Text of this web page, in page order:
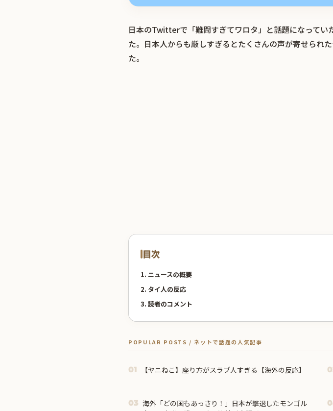
日本のTwitterで「難問すぎてワロタ」と話題になってい
た。日本人からも厳しすぎるとたくさんの声が寄せられ
た。
目次
1. ニュースの概要
2. タイ人の反応
3. 読者のコメント
POPULAR POSTS / ネットで話題の人気記事
01 【ヤニねこ】座り方がスラブ人すぎる【海外の反応】
03 海外「どの国もあっさり！」日本が撃退したモンゴル